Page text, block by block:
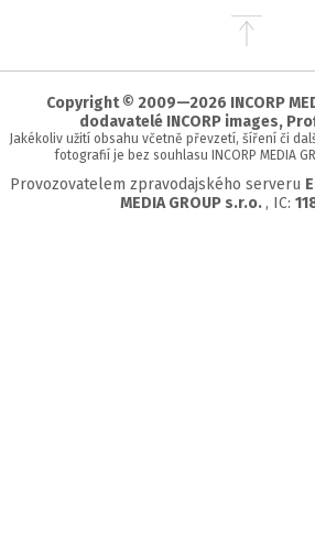
Přejít
stránky
Copyright © 2009—2026 INCORP
dodavatelé INCORP images,
Jakékoliv užití obsahu včetně převzetí, šíření či
fotografií je bez souhlasu INCORP MEDIA
Provozovatelem zpravodajského serveru
MEDIA GROUP s.r.o. , IC: